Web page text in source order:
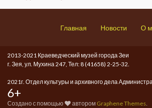
Главная Новости О
2013-2021 Краеведческий музей города Зеи
г. Зея, ул. Мухина 247, Тел: 8 (41658) 2-25-32.
2021г. Отдел культуры и архивного дела
6+
Создано с помощью автором Graphene Themes.